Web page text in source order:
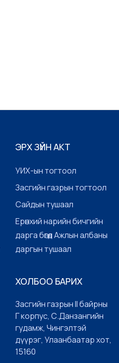
ЭРХ ЗҮЙН АКТ
УИХ-ын тогтоол
Засгийн газрын тогтоол
Сайдын тушаал
Ерөнхий нарийн бичгийн
дарга бөгөөд Ажлын албаны
даргын тушаал
ХОЛБОО БАРИХ
Засгийн газрын II байрны
Г корпус, С.Данзангийн
гудамж, Чингэлтэй
дүүрэг, Улаанбаатар хот,
15160